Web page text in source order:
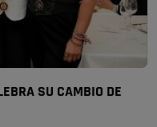
SU CAMBIO DE